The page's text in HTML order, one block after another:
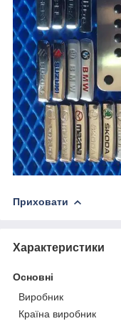
Приховати
Характеристики
Основні
Виробник
Країна виробник